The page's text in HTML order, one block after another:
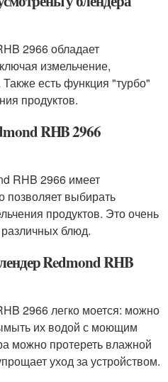
2966 обладает
измельчение,
есть функция "турбо"
продуктов.
RHB 2966
RHB 2966 имеет
позволяет выбирать
продуктов. Это очень
блюд.
Redmond RHB
2966 легко моется: можно
их водой с моющим
можно протереть влажной
уход за устройством.